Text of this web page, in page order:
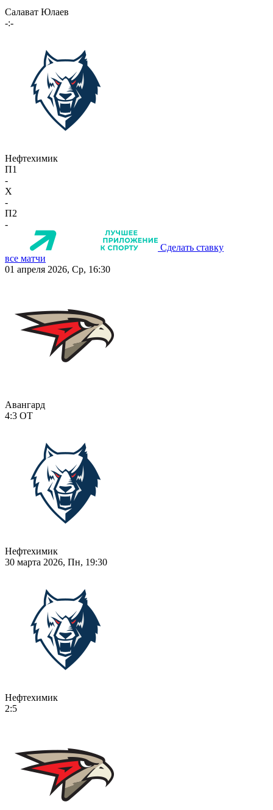
Салават Юлаев
-:-
Нефтехимик
П1
-
X
-
П2
-
Сделать ставку
все матчи
01 апреля 2026, Ср, 16:30
Авангард
4:3 ОТ
Нефтехимик
30 марта 2026, Пн, 19:30
Нефтехимик
2:5